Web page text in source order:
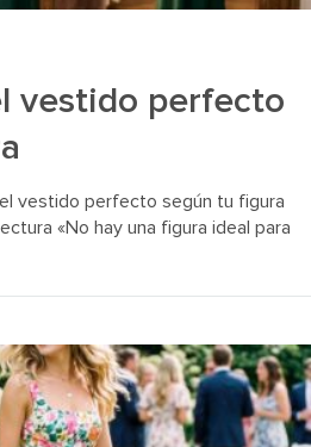
vestido perfecto
vestido perfecto según tu figura
«No hay una figura ideal para